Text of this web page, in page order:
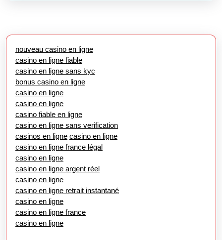
nouveau casino en ligne
casino en ligne fiable
casino en ligne sans kyc
bonus casino en ligne
casino en ligne
casino en ligne
casino fiable en ligne
casino en ligne sans verification
casinos en ligne casino en ligne
casino en ligne france légal
casino en ligne
casino en ligne argent réel
casino en ligne
casino en ligne retrait instantané
casino en ligne
casino en ligne france
casino en ligne